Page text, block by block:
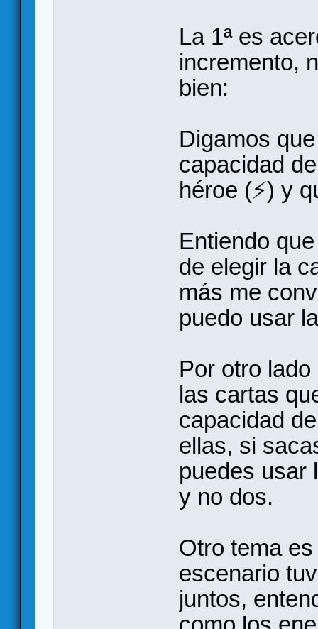
La 1ª es
incremento,
bien:
Digamos
capacidad
héroe (⚡) y
Entiendo
de elegir la
más me
puedo usar
Por otro
las cartas
capacidad
ellas, si
puedes usar
y no dos.
Otro tema
escenario
juntos,